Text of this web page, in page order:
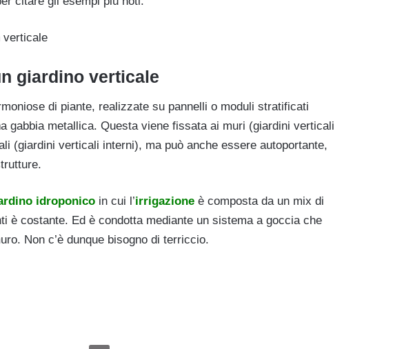
verticale
giardino verticale
di piante, realizzate su pannelli o moduli stratificati
gabbia metallica. Questa viene fissata ai muri (giardini verticali
(giardini verticali interni), ma può anche essere autoportante,
idroponico in cui l’irrigazione è composta da un mix di
è costante. Ed è condotta mediante un sistema a goccia che
Non c’è dunque bisogno di terriccio.